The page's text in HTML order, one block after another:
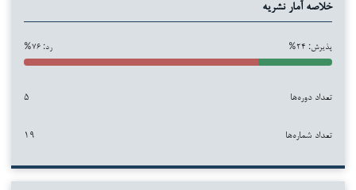
خلاصه آمار نشریه
پذیرش: ۲۴% رد: ۷۶%
تعداد دوره‌ها ۵
تعداد شماره‌ها ۱۹